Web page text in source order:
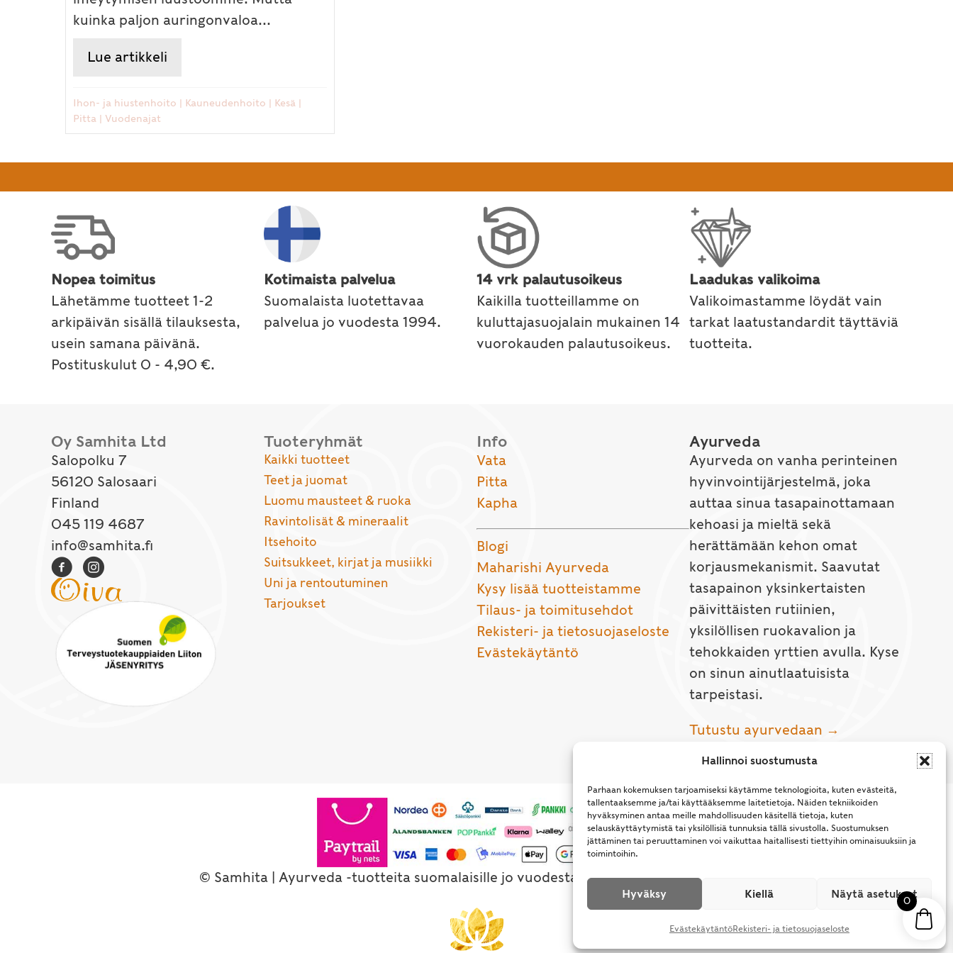
Hallinnoi suostumusta
Parhaan kokemuksen tarjoamiseksi käytämme teknologioita, kuten evästeitä,
tallentaaksemme ja/tai käyttääksemme laitetietoja. Näiden tekniikoiden
hyväksyminen antaa meille mahdollisuuden käsitellä tietoja, kuten
selauskäyttäytymistä tai yksilöllisiä tunnuksia tällä sivustolla. Suostumuksen
jättäminen tai peruuttaminen voi vaikuttaa haitallisesti tiettyihin ominaisuuksiin ja
toimintoihin.
Hyväksy Kiellä Näytä asetukset
EvästekäytäntöRekisteri- ja tietosuojaseloste
kuinka paljon auringonvaloa...
Lue artikkeli
Ihon- ja hiustenhoito | Kauneudenhoito | Kesä |
Pitta | Vuodenajat
Nopea toimitus
Lähetämme tuotteet 1-2
arkipäivän sisällä tilauksesta,
usein samana päivänä.
Postituskulut 0 - 4,90 €.
Kotimaista palvelua
Suomalaista luotettavaa
palvelua jo vuodesta 1994.
14 vrk palautusoikeus
Kaikilla tuotteillamme on
kuluttajasuojalain mukainen 14
vuorokauden palautusoikeus.
Laadukas valikoima
Valikoimastamme löydät vain
tarkat laatustandardit täyttäviä
tuotteita.
Oy Samhita Ltd
Salopolku 7
56120 Salosaari
Finland
045 119 4687
info@samhita.fi
Tuoteryhmät
Kaikki tuotteet
Teet ja juomat
Luomu mausteet & ruoka
Ravintolisät & mineraalit
Itsehoito
Suitsukkeet, kirjat ja musiikki
Uni ja rentoutuminen
Tarjoukset
Info
Vata
Pitta
Kapha
Blogi
Maharishi Ayurveda
Kysy lisää tuotteistamme
Tilaus- ja toimitusehdot
Rekisteri- ja tietosuojaseloste
Evästekäytäntö
Ayurveda
Ayurveda on vanha perinteinen
hyvinvointijärjestelmä, joka
auttaa sinua tasapainottamaan
kehoasi ja mieltä sekä
herättämään kehon omat
korjausmekanismit. Saavutat
tasapainon yksinkertaisten
päivittäisten rutiinien,
yksilöllisen ruokavalion ja
tehokkaiden yrttien avulla. Kyse
on sinun ainutlaatuisista
tarpeistasi.
Tutustu ayurvedaan →
© Samhita | Ayurveda -tuotteita suomalaisille jo vuodesta 1994. All Rights Reserved.
0